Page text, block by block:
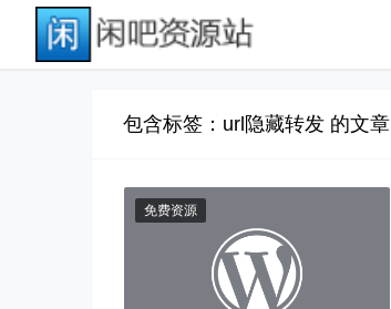
包含标签：url隐藏转发 的文章
免费资源